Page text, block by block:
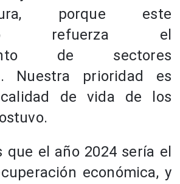
porque este
refuerza el
de sectores
Nuestra prioridad es
de vida de los
que el año 2024 sería el
económica, y